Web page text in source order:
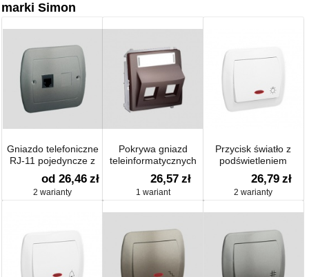
marki Simon
Gniazdo telefoniczne
RJ-11 pojedyncze z
zaślepką
od 26,46 zł
2 warianty
Pokrywa gniazd
teleinformatycznych
26,57 zł
1 wariant
Przycisk światło z
podświetleniem
26,79 zł
2 warianty